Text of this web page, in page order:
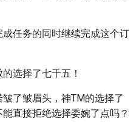
任务的同时继续完成这个订
选择了七千五！
了皱眉头，神TM的选择了
直接拒绝选择委婉了点吗？